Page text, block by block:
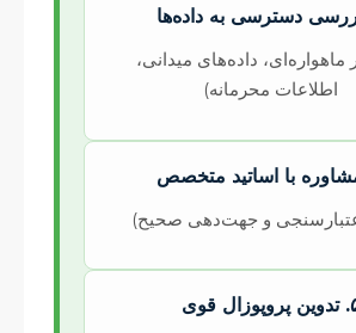
ماهواره‌ای، داده‌های میدانی،
اطلاعات محرمانه)
و جهت‌دهی صحیح)
قوی